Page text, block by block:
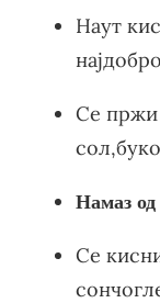
Наут
Се пржи
Намаз од
Се